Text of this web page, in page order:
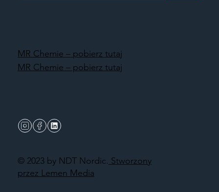
© 2023 by NDT Nordic. Stworzony
przez Lemen Media
MR Chemie – pobierz tutaj
MR Chemie – pobierz tutaj